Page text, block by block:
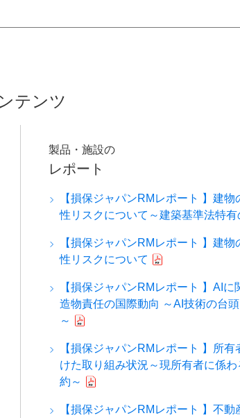
テンツ
製品・施設の
レポート
【損保ジャパンRMレポート 】建
性リスクについて～建築基準法特有
【損保ジャパンRMレポート 】建
性リスクについて
【損保ジャパンRMレポート 】AI
造物責任の国際動向 ～AI技術の台
～
【損保ジャパンRMレポート 】所
けた取り組み状況～現所有者に係
約～
【損保ジャパンRMレポート 】不